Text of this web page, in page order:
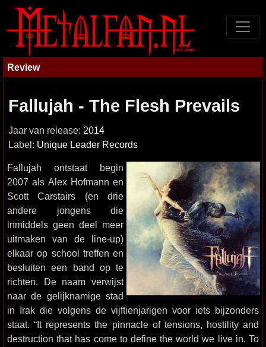
Review
Fallujah - The Flesh Prevails
Jaar van release: 2014
Label: Unique Leader Records
Fallujah ontstaat begin
2007 als Alex Hofmann en
Scott Carstairs (en drie
andere jongens die
inmiddels geen deel meer
uitmaken van de line-up)
elkaar op school treffen en
besluiten een band op te
richten. De naam verwijst
naar de gelijknamige stad
in Irak die volgens de vijftienjarigen voor iets bijzonders
staat. “It represents the pinnacle of tensions, hostility and
destruction that has come to define the world we live in. To